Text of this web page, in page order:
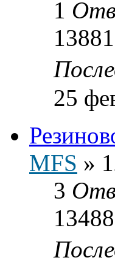
1
13881
25
MFS »
3
13488